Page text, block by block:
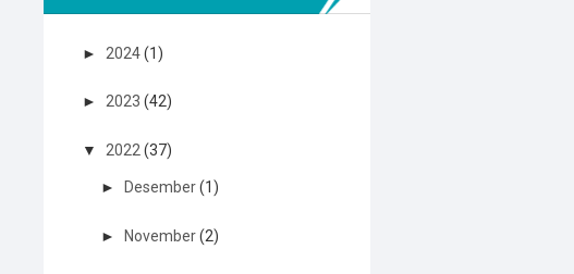
► 2024 (1)
►2023 (42)
▼ 2022 (37)
► Desember(1)
► November(2)